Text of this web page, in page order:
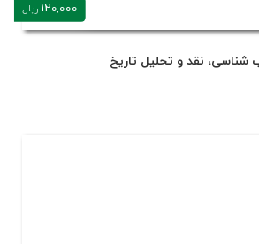
120,000 ریال
نقد و تحلیل تاریخ